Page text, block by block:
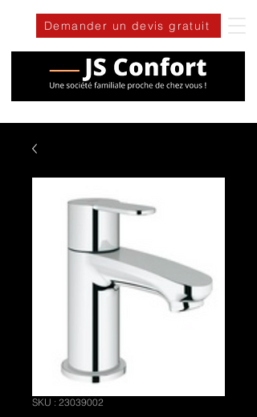
Demander un devis gratuit
SKU : 23039002